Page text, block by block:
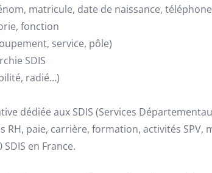
matricule, date de naissance,
fonction
service, pôle)
SDIS
radié…)
dédiée aux SDIS (Services
paie, carrière, formation, activités SPV,
en France.